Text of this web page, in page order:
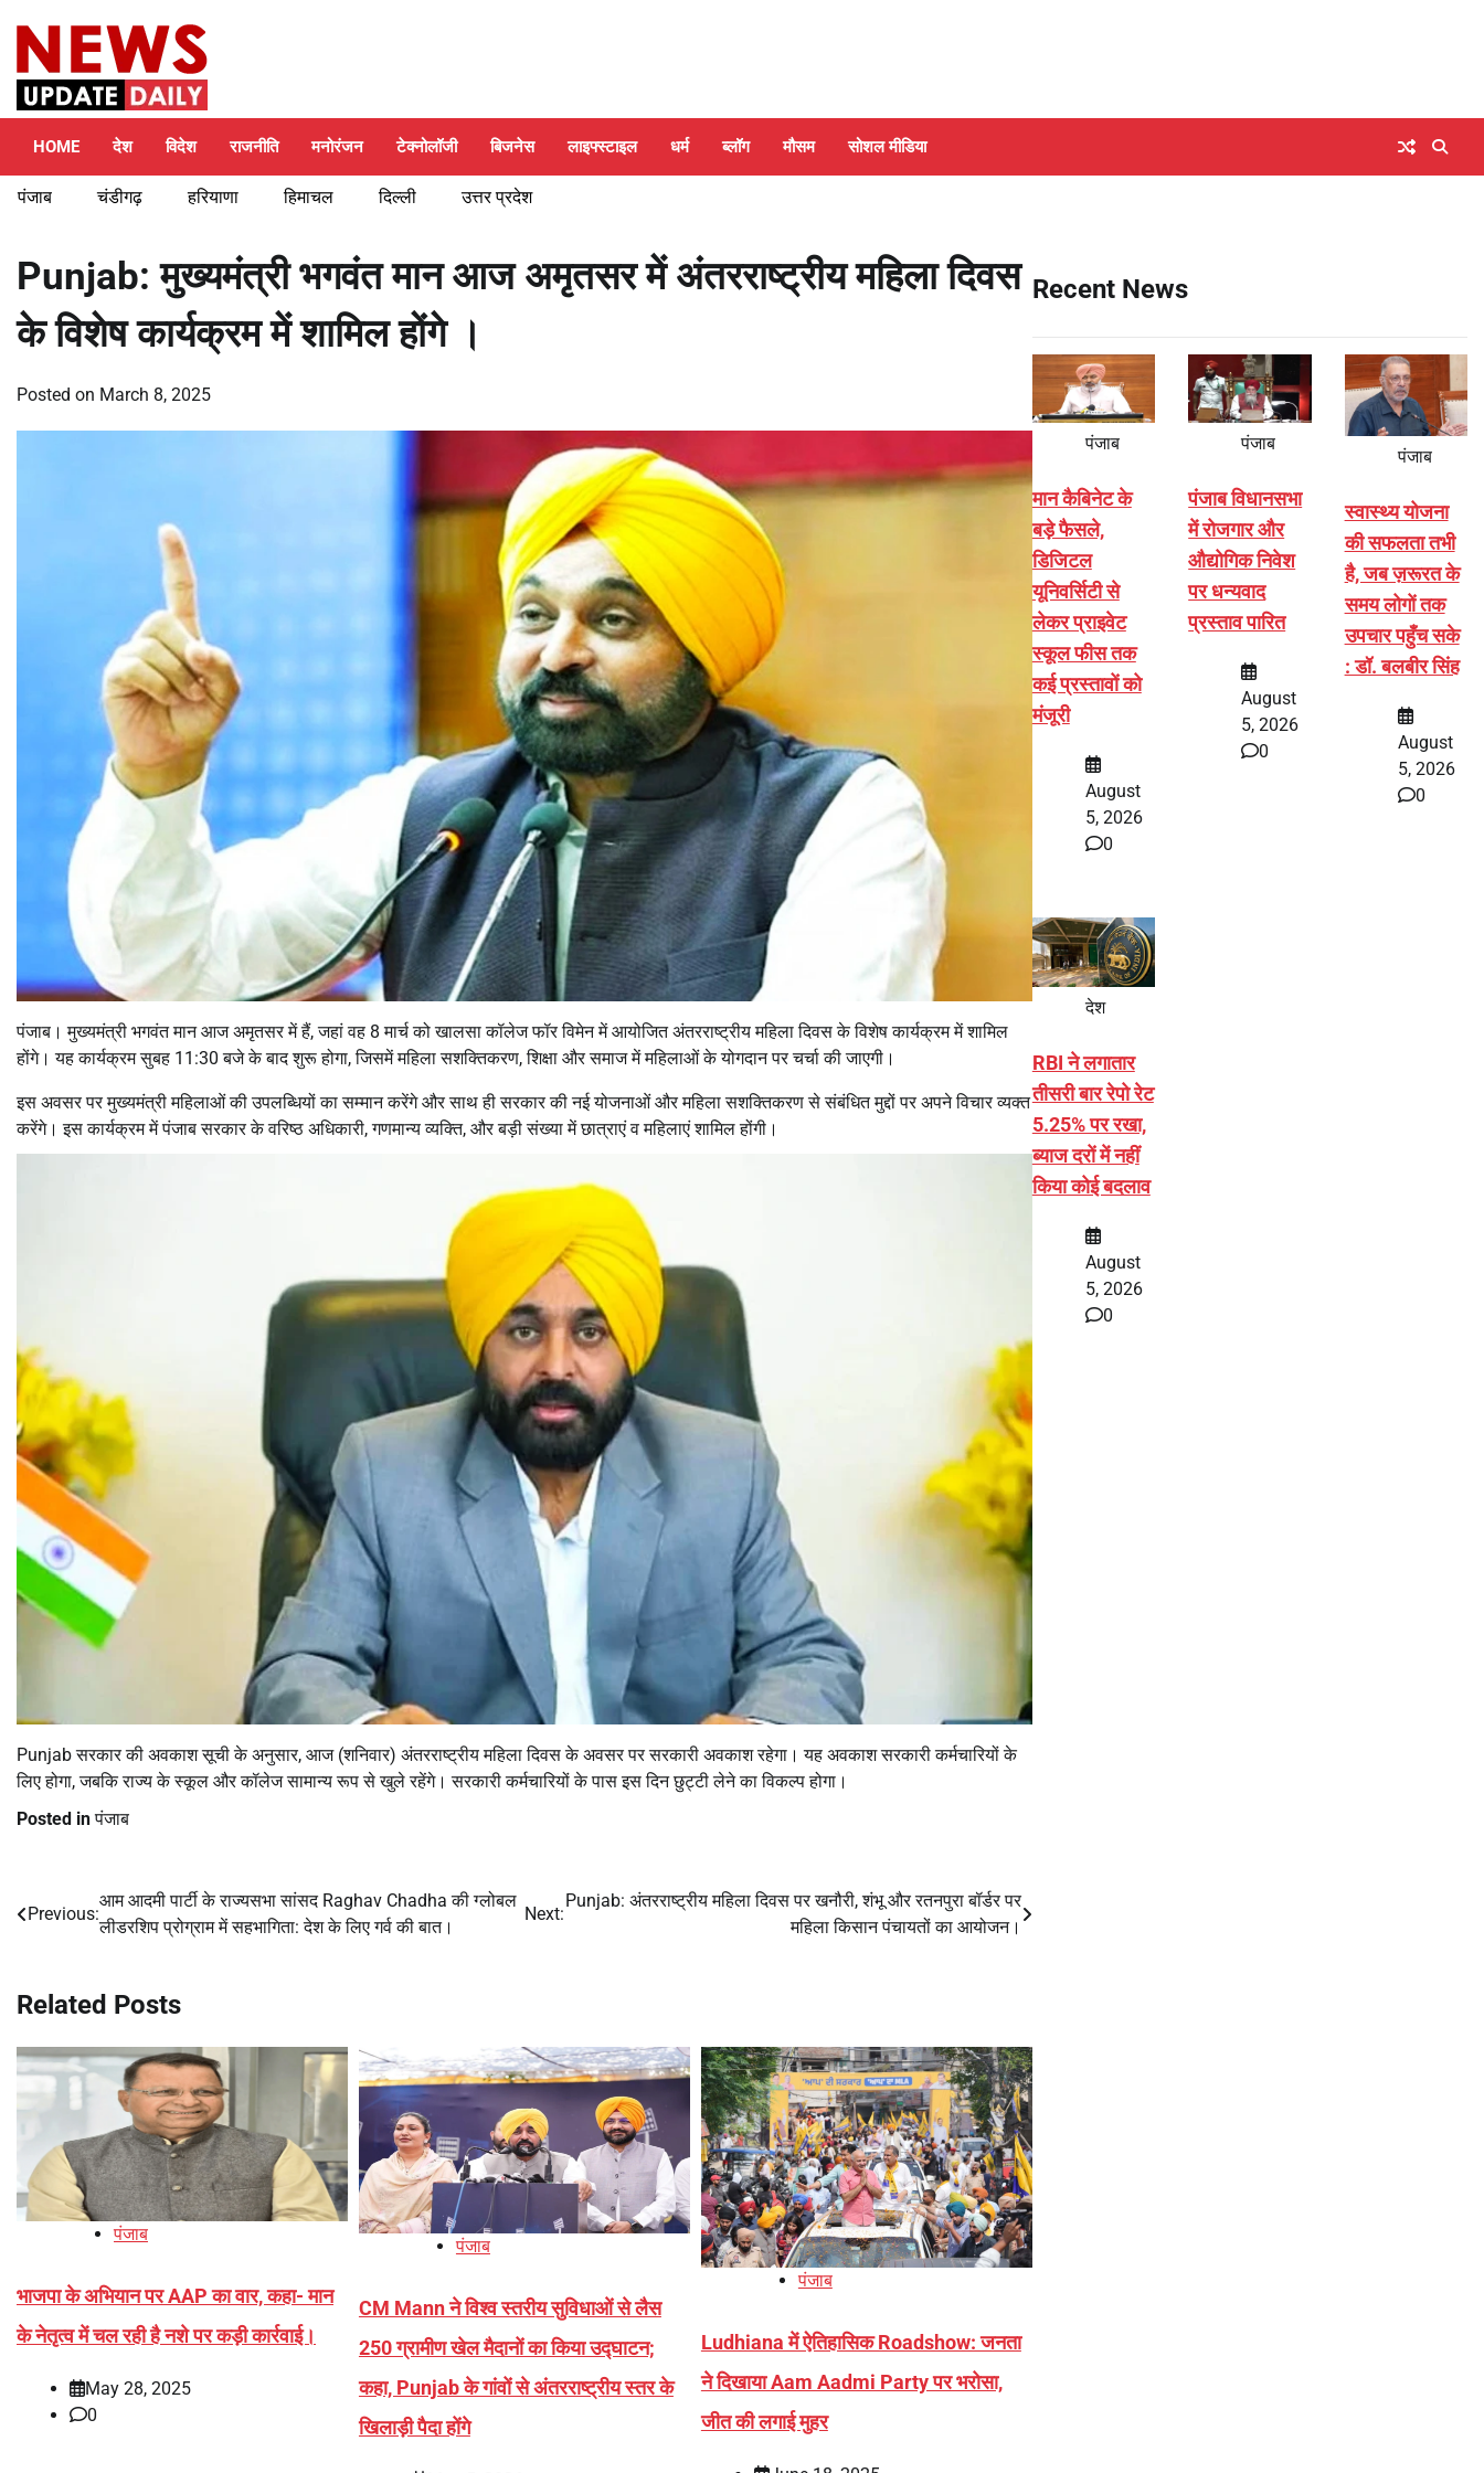
content
HOME देश विदेश राजनीति मनोरंजन टेक्नोलॉजी बिजनेस लाइफ्स्टाइल धर्म ब्लॉग मौसम सोशल मीडिया
पंजाब चंडीगढ़ हरियाणा हिमाचल दिल्ली उत्तर प्रदेश
Punjab: मुख्यमंत्री भगवंत मान आज अमृतसर में अंतरराष्ट्रीय महिला दिवस
के विशेष कार्यक्रम में शामिल होंगे ।
Posted on March 8, 2025
पंजाब। मुख्यमंत्री भगवंत मान आज अमृतसर में हैं, जहां वह 8 मार्च को खालसा कॉलेज फॉर विमेन में आयोजित अंतरराष्ट्रीय महिला दिवस के विशेष कार्यक्रम में शामिल
होंगे। यह कार्यक्रम सुबह 11:30 बजे के बाद शुरू होगा, जिसमें महिला सशक्तिकरण, शिक्षा और समाज में महिलाओं के योगदान पर चर्चा की जाएगी।
इस अवसर पर मुख्यमंत्री महिलाओं की उपलब्धियों का सम्मान करेंगे और साथ ही सरकार की नई योजनाओं और महिला सशक्तिकरण से संबंधित मुद्दों पर अपने विचार व्यक्त
करेंगे। इस कार्यक्रम में पंजाब सरकार के वरिष्ठ अधिकारी, गणमान्य व्यक्ति, और बड़ी संख्या में छात्राएं व महिलाएं शामिल होंगी।
Punjab सरकार की अवकाश सूची के अनुसार, आज (शनिवार) अंतरराष्ट्रीय महिला दिवस के अवसर पर सरकारी अवकाश रहेगा। यह अवकाश सरकारी कर्मचारियों के
लिए होगा, जबकि राज्य के स्कूल और कॉलेज सामान्य रूप से खुले रहेंगे। सरकारी कर्मचारियों के पास इस दिन छुट्टी लेने का विकल्प होगा।
Posted inपंजाब
Post
Previous:
आम आदमी पार्टी के राज्यसभा सांसद Raghav Chadha की ग्लोबल
लीडरशिप प्रोग्राम में सहभागिता: देश के लिए गर्व की बात।
Next:
Punjab: अंतरराष्ट्रीय महिला दिवस पर खनौरी, शंभू और रतनपुरा बॉर्डर पर
महिला किसान पंचायतों का आयोजन।
Related Posts
पंजाब
भाजपा के अभियान पर AAP का वार, कहा- मान
के नेतृत्व में चल रही है नशे पर कड़ी कार्रवाई।
May 28, 2025
0
पंजाब
CM Mann ने विश्व स्तरीय सुविधाओं से लैस
250 ग्रामीण खेल मैदानों का किया उद्घाटन;
कहा, Punjab के गांवों से अंतरराष्ट्रीय स्तर के
खिलाड़ी पैदा होंगे
पंजाब
Ludhiana में ऐतिहासिक Roadshow: जनता
ने दिखाया Aam Aadmi Party पर भरोसा,
जीत की लगाई मुहर
Recent News
पंजाब
मान कैबिनेट के
बड़े फैसले,
डिजिटल
यूनिवर्सिटी से
लेकर प्राइवेट
स्कूल फीस तक
कई प्रस्तावों को
मंजूरी
August
5, 2026
0
पंजाब
पंजाब विधानसभा
में रोजगार और
औद्योगिक निवेश
पर धन्यवाद
प्रस्ताव पारित
August
5, 2026
0
पंजाब
स्वास्थ्य योजना
की सफलता तभी
है, जब ज़रूरत के
समय लोगों तक
उपचार पहुँच सके
: डॉ. बलबीर सिंह
August
5, 2026
0
देश
RBI ने लगातार
तीसरी बार रेपो रेट
5.25% पर रखा,
ब्याज दरों में नहीं
किया कोई बदलाव
August
5, 2026
0